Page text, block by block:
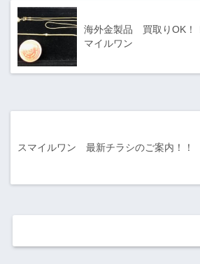
海外金製品 買取りOK！
マイルワン
スマイルワン 最新チラシのご案内！！